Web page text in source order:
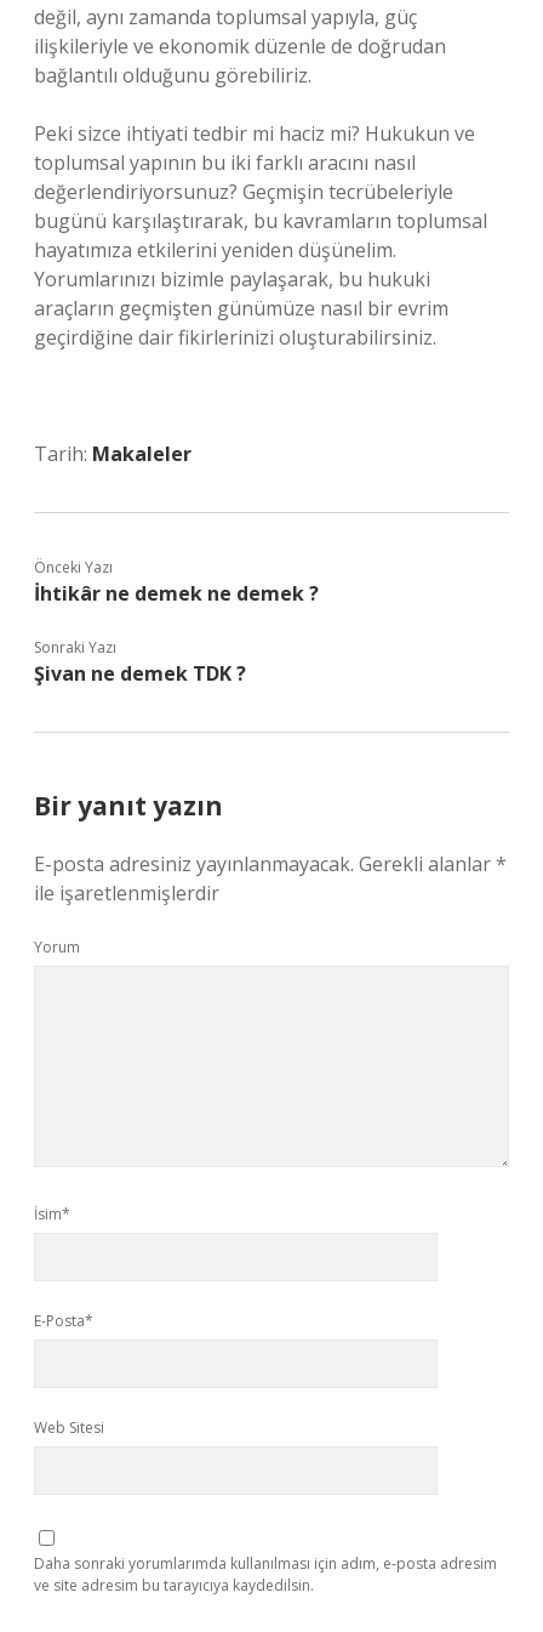
değil, aynı zamanda toplumsal yapıyla, güç
ilişkileriyle ve ekonomik düzenle de doğrudan
bağlantılı olduğunu görebiliriz.
Peki sizce ihtiyati tedbir mi haciz mi? Hukukun ve
toplumsal yapının bu iki farklı aracını nasıl
değerlendiriyorsunuz? Geçmişin tecrübeleriyle
bugünü karşılaştırarak, bu kavramların toplumsal
hayatımıza etkilerini yeniden düşünelim.
Yorumlarınızı bizimle paylaşarak, bu hukuki
araçların geçmişten günümüze nasıl bir evrim
geçirdiğine dair fikirlerinizi oluşturabilirsiniz.
Tarih: Makaleler
Önceki Yazı
İhtikâr ne demek ne demek ?
Sonraki Yazı
Şivan ne demek TDK ?
Bir yanıt yazın
E-posta adresiniz yayınlanmayacak. Gerekli alanlar*
ile işaretlenmişlerdir
Yorum
İsim*
E-Posta*
Web Sitesi
Daha sonraki yorumlarımda kullanılması için adım, e-posta adresim
ve site adresim bu tarayıcıya kaydedilsin.